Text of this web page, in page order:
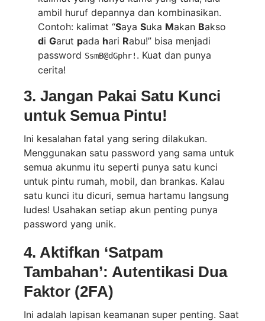
ambil huruf depannya dan kombinasikan.
Contoh: kalimat “Saya Suka Makan Bakso
di Garut pada hari Rabu!” bisa menjadi
password SsmB@dGphr! . Kuat dan punya
cerita!
3. Jangan Pakai Satu Kunci
untuk Semua Pintu!
Ini kesalahan fatal yang sering dilakukan.
Menggunakan satu password yang sama untuk
semua akunmu itu seperti punya satu kunci
untuk pintu rumah, mobil, dan brankas. Kalau
satu kunci itu dicuri, semua hartamu langsung
ludes! Usahakan setiap akun penting punya
password yang unik.
4. Aktifkan ‘Satpam
Tambahan’: Autentikasi Dua
Faktor (2FA)
Ini adalah lapisan keamanan super penting. Saat